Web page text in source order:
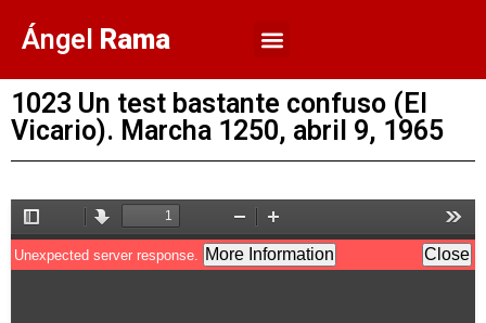
Ángel Rama
1023 Un test bastante confuso (El
Vicario). Marcha 1250, abril 9, 1965